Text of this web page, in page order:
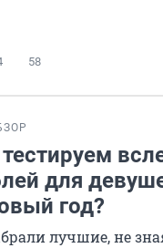
58
для
год?
лучшие, не